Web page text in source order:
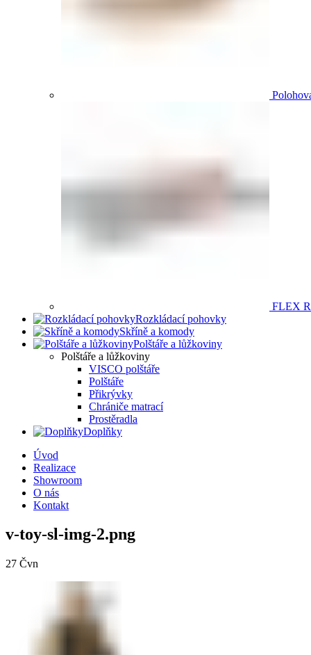
FLEX
Rozkládací pohovky
Skříně a komody
Polštáře a lůžkoviny
Polštáře a lůžkoviny
VISCO polštáře
Polštáře
Přikrývky
Chrániče matrací
Prostěradla
Doplňky
Úvod
Realizace
Showroom
O nás
Kontakt
v-toy-sl-img-2.png
27 Čvn